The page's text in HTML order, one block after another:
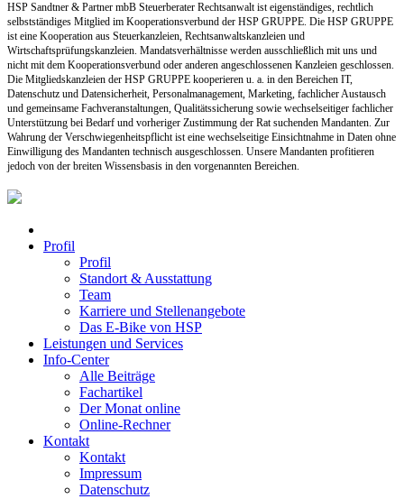
HSP Sandtner & Partner mbB Steuerberater Rechtsanwalt ist eigenständiges, rechtlich
selbstständiges Mitglied im Kooperationsverbund der HSP GRUPPE. Die HSP GRUPPE
ist eine Kooperation aus Steuerkanzleien, Rechtsanwaltskanzleien und
Wirtschaftsprüfungskanzleien. Mandatsverhältnisse werden ausschließlich mit uns und
nicht mit dem Kooperationsverbund oder anderen angeschlossenen Kanzleien geschlossen.
Die Mitgliedskanzleien der HSP GRUPPE kooperieren u. a. in den Bereichen IT,
Datenschutz und Datensicherheit, Personalmanagement, Marketing, fachlicher Austausch
und gemeinsame Fachveranstaltungen, Qualitätssicherung sowie wechselseitiger fachlicher
Unterstützung bei Bedarf und vorheriger Zustimmung der Rat suchenden Mandanten. Zur
Wahrung der Verschwiegenheitspflicht ist eine wechselseitige Einsichtnahme in Daten ohne
Einwilligung des Mandanten technisch ausgeschlossen. Unsere Mandanten profitieren
jedoch von der breiten Wissensbasis in den vorgenannten Bereichen.
Profil
Profil
Standort & Ausstattung
Team
Karriere und Stellenangebote
Das E-Bike von HSP
Leistungen und Services
Info-Center
Alle Beiträge
Fachartikel
Der Monat online
Online-Rechner
Kontakt
Kontakt
Impressum
Datenschutz